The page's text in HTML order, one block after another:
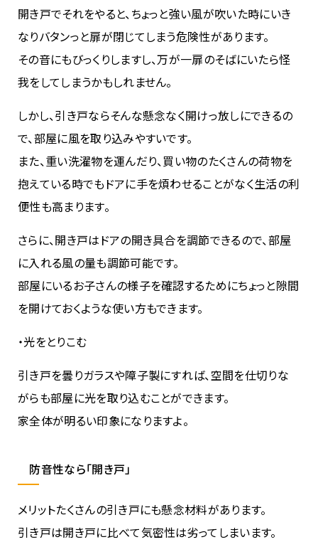
開き戸でそれをやると、ちょっと強い風が吹いた時にいき
なりバタンっと扉が閉じてしまう危険性があります。
その音にもびっくりしますし、万が一扉のそばにいたら怪
我をしてしまうかもしれません。
しかし、引き戸ならそんな懸念なく開けっ放しにできるの
で、部屋に風を取り込みやすいです。
また、重い洗濯物を運んだり、買い物のたくさんの荷物を
抱えている時でもドアに手を煩わせることがなく生活の利
便性も高まります。
さらに、開き戸はドアの開き具合を調節できるので、部屋
に入れる風の量も調節可能です。
部屋にいるお子さんの様子を確認するためにちょっと隙間
を開けておくような使い方もできます。
・光をとりこむ
引き戸を曇りガラスや障子製にすれば、空間を仕切りな
がらも部屋に光を取り込むことができます。
家全体が明るい印象になりますよ。
防音性なら「開き戸」
メリットたくさんの引き戸にも懸念材料があります。
引き戸は開き戸に比べて気密性は劣ってしまいます。